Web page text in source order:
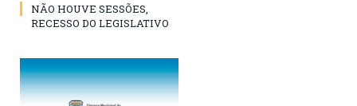
NÃO HOUVE SESSÕES,
RECESSO DO LEGISLATIVO